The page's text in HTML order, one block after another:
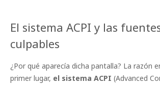
El sistema ACPI y las
culpables
¿Por qué aparecía dicha pantalla? La razón
primer lugar, el sistema ACPI (Advanced